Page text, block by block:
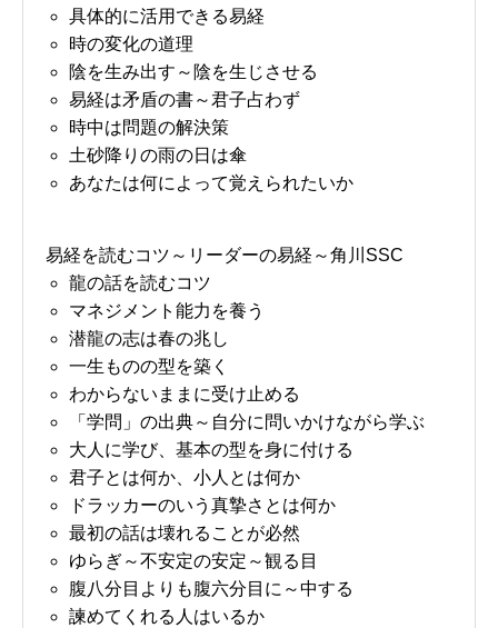
具体的に活用できる易経
時の変化の道理
陰を生み出す～陰を生じさせる
易経は矛盾の書～君子占わず
時中は問題の解決策
土砂降りの雨の日は傘
あなたは何によって覚えられたいか
易経を読むコツ～リーダーの易経～角川SSC
龍の話を読むコツ
マネジメント能力を養う
潜龍の志は春の兆し
一生ものの型を築く
わからないままに受け止める
「学問」の出典～自分に問いかけながら学ぶ
大人に学び、基本の型を身に付ける
君子とは何か、小人とは何か
ドラッカーのいう真摯さとは何か
最初の話は壊れることが必然
ゆらぎ～不安定の安定～観る目
腹八分目よりも腹六分目に～中する
諫めてくれる人はいるか